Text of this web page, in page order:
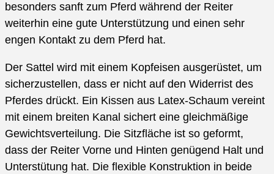
besonders sanft zum Pferd während der Reiter
weiterhin eine gute Unterstützung und einen sehr
engen Kontakt zu dem Pferd hat.
Der Sattel wird mit einem Kopfeisen ausgerüstet, um
sicherzustellen, dass er nicht auf den Widerrist des
Pferdes drückt. Ein Kissen aus Latex-Schaum vereint
mit einem breiten Kanal sichert eine gleichmäßige
Gewichtsverteilung. Die Sitzfläche ist so geformt,
dass der Reiter Vorne und Hinten genügend Halt und
Unterstütung hat. Die flexible Konstruktion in beide